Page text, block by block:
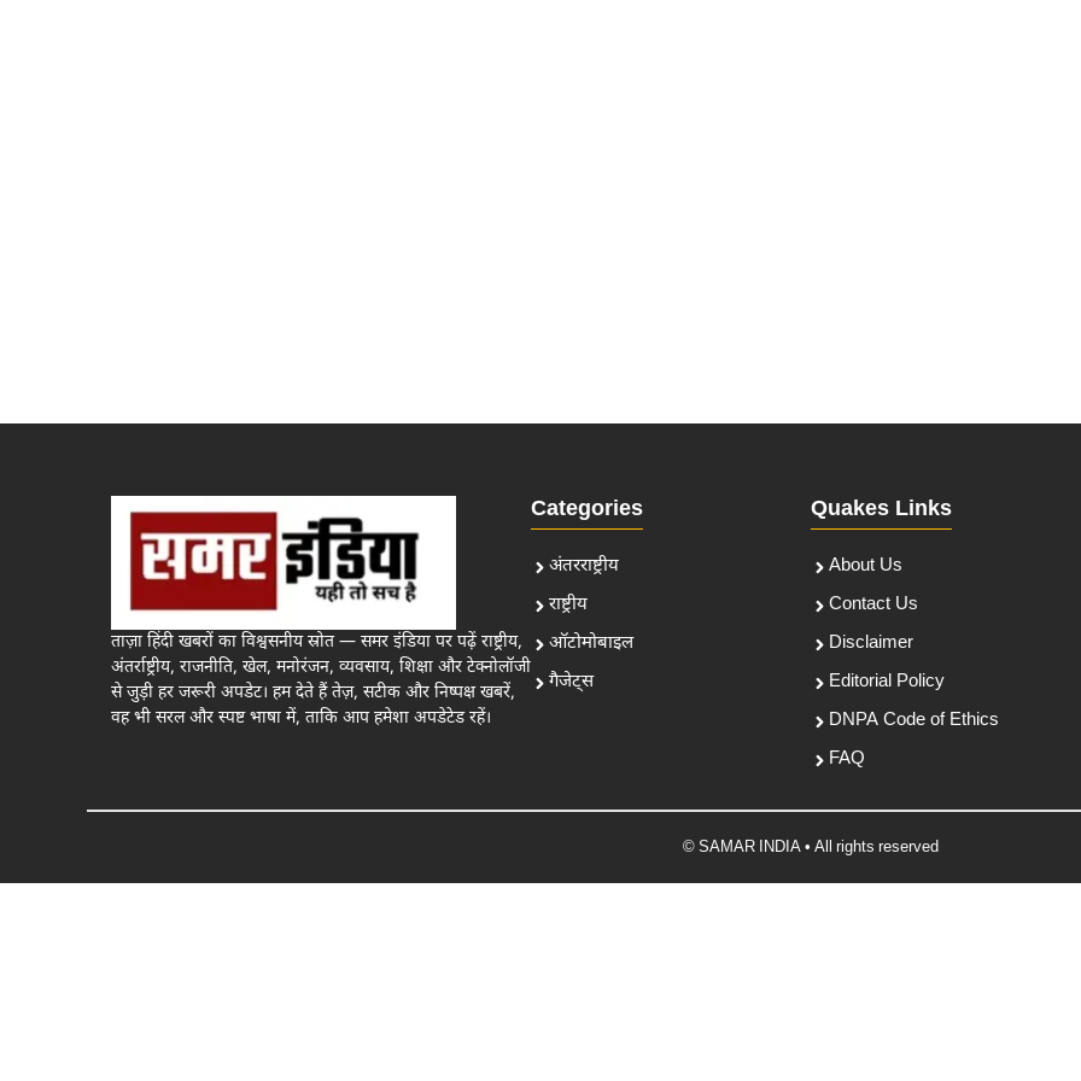
ताज़ा हिंदी खबरों का विश्वसनीय स्रोत — समर इंडिया पर पढ़ें राष्ट्रीय,
अंतर्राष्ट्रीय, राजनीति, खेल, मनोरंजन, व्यवसाय, शिक्षा और टेक्नोलॉजी
से जुड़ी हर जरूरी अपडेट। हम देते हैं तेज़, सटीक और निष्पक्ष खबरें,
वह भी सरल और स्पष्ट भाषा में, ताकि आप हमेशा अपडेटेड रहें।
Categories
अंतरराष्ट्रीय
राष्ट्रीय
ऑटोमोबाइल
गैजेट्स
Quakes Links
About Us
Contact Us
Disclaimer
Editorial Policy
DNPA Code of Ethics
FAQ
© SAMAR INDIA • All rights reserved